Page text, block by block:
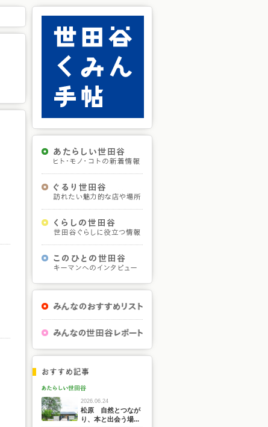
2026.06.24
松原 自然とつなが
り、本と出会う場...